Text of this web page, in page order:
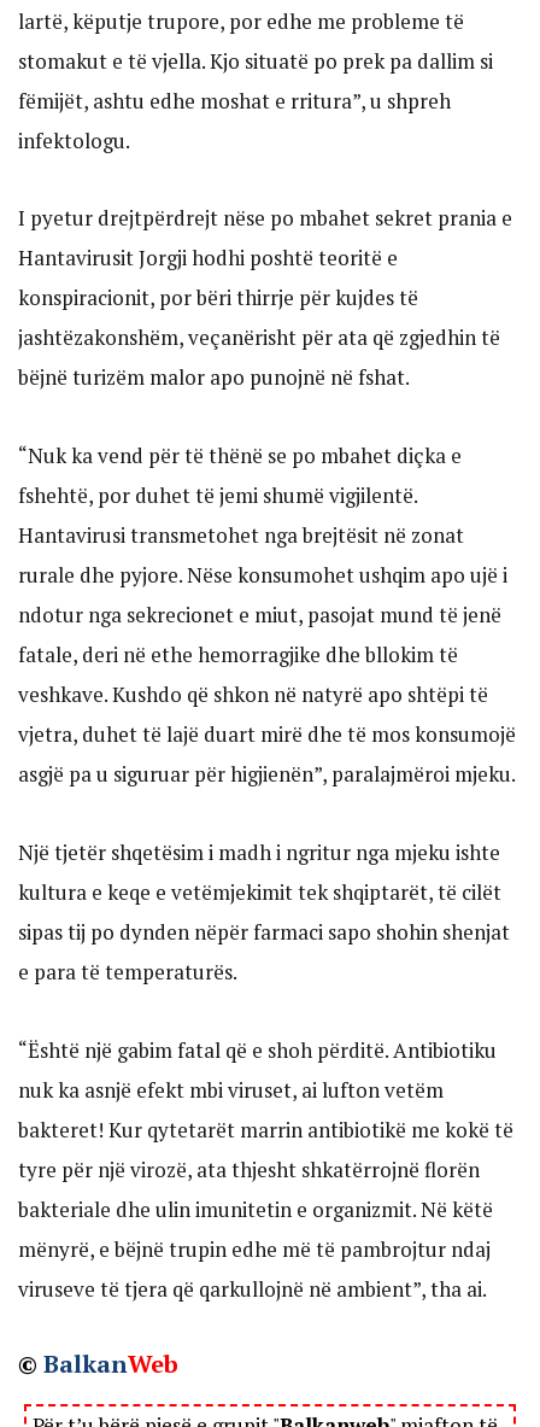
lartë, këputje trupore, por edhe me probleme të
stomakut e të vjella. Kjo situatë po prek pa dallim si
fëmijët, ashtu edhe moshat e rritura”, u shpreh
infektologu.
I pyetur drejtpërdrejt nëse po mbahet sekret prania e
Hantavirusit Jorgji hodhi poshtë teoritë e
konspiracionit, por bëri thirrje për kujdes të
jashtëzakonshëm, veçanërisht për ata që zgjedhin të
bëjnë turizëm malor apo punojnë në fshat.
“Nuk ka vend për të thënë se po mbahet diçka e
fshehtë, por duhet të jemi shumë vigjilentë.
Hantavirusi transmetohet nga brejtësit në zonat
rurale dhe pyjore. Nëse konsumohet ushqim apo ujë i
ndotur nga sekrecionet e miut, pasojat mund të jenë
fatale, deri në ethe hemorragjike dhe bllokim të
veshkave. Kushdo që shkon në natyrë apo shtëpi të
vjetra, duhet të lajë duart mirë dhe të mos konsumojë
asgjë pa u siguruar për higjienën”, paralajmëroi mjeku.
Një tjetër shqetësim i madh i ngritur nga mjeku ishte
kultura e keqe e vetëmjekimit tek shqiptarët, të cilët
sipas tij po dynden nëpër farmaci sapo shohin shenjat
e para të temperaturës.
“Është një gabim fatal që e shoh përditë. Antibiotiku
nuk ka asnjë efekt mbi viruset, ai lufton vetëm
bakteret! Kur qytetarët marrin antibiotikë me kokë të
tyre për një virozë, ata thjesht shkatërrojnë florën
bakteriale dhe ulin imunitetin e organizmit. Në këtë
mënyrë, e bëjnë trupin edhe më të pambrojtur ndaj
viruseve të tjera që qarkullojnë në ambient”, tha ai.
© BalkanWeb